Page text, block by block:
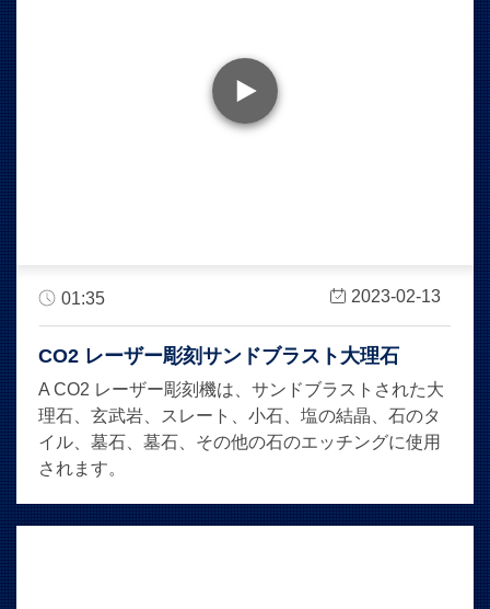
2023-02-13
01:35
CO2 レーザー彫刻サンドブラスト大理石
A CO2 レーザー彫刻機は、サンドブラストされた大
理石、玄武岩、スレート、小石、塩の結晶、石のタ
イル、墓石、墓石、その他の石のエッチングに使用
されます。